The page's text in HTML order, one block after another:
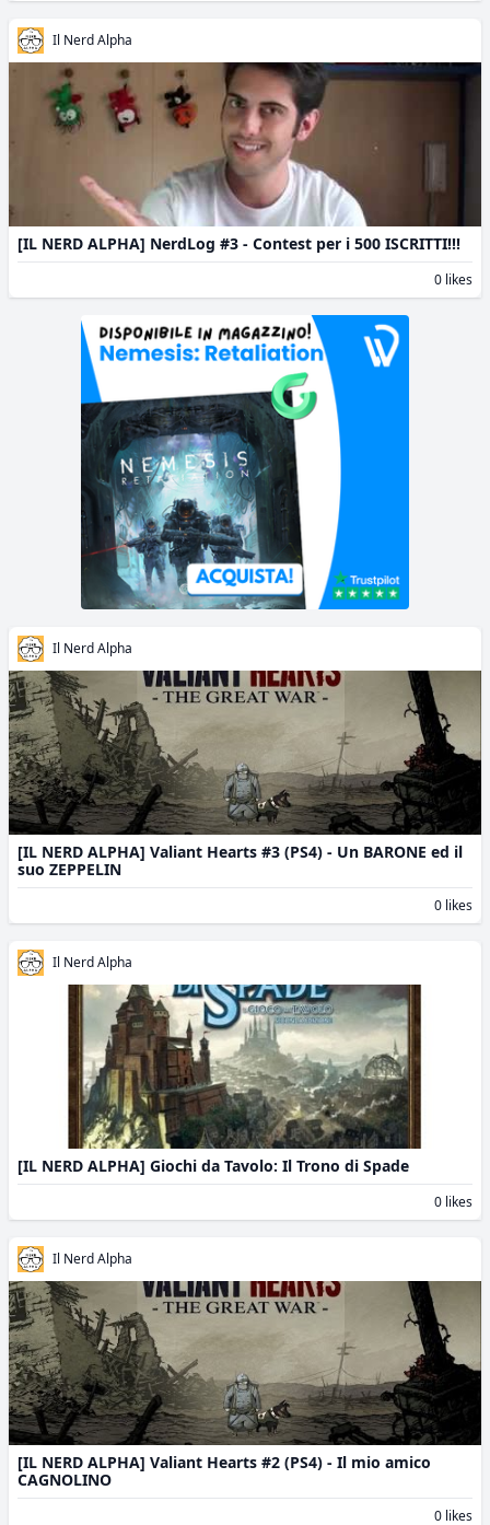
Il Nerd Alpha
[IL NERD ALPHA] NerdLog #3 - Contest per i 500 ISCRITTI!!!
0 likes
Il Nerd Alpha
[IL NERD ALPHA] Valiant Hearts #3 (PS4) - Un BARONE ed il
suo ZEPPELIN
0 likes
Il Nerd Alpha
[IL NERD ALPHA] Giochi da Tavolo: Il Trono di Spade
0 likes
Il Nerd Alpha
[IL NERD ALPHA] Valiant Hearts #2 (PS4) - Il mio amico
CAGNOLINO
0 likes